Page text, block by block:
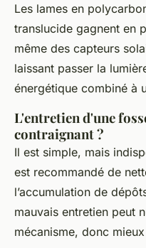
Les lames en
translucide gagnent en
même des capteurs
laissant passer la
énergétique combiné à
L'entretien d'une
contraignant ?
Il est simple, mais
est recommandé de
l’accumulation de
mauvais entretien peut
mécanisme, donc